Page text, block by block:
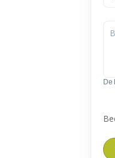
De